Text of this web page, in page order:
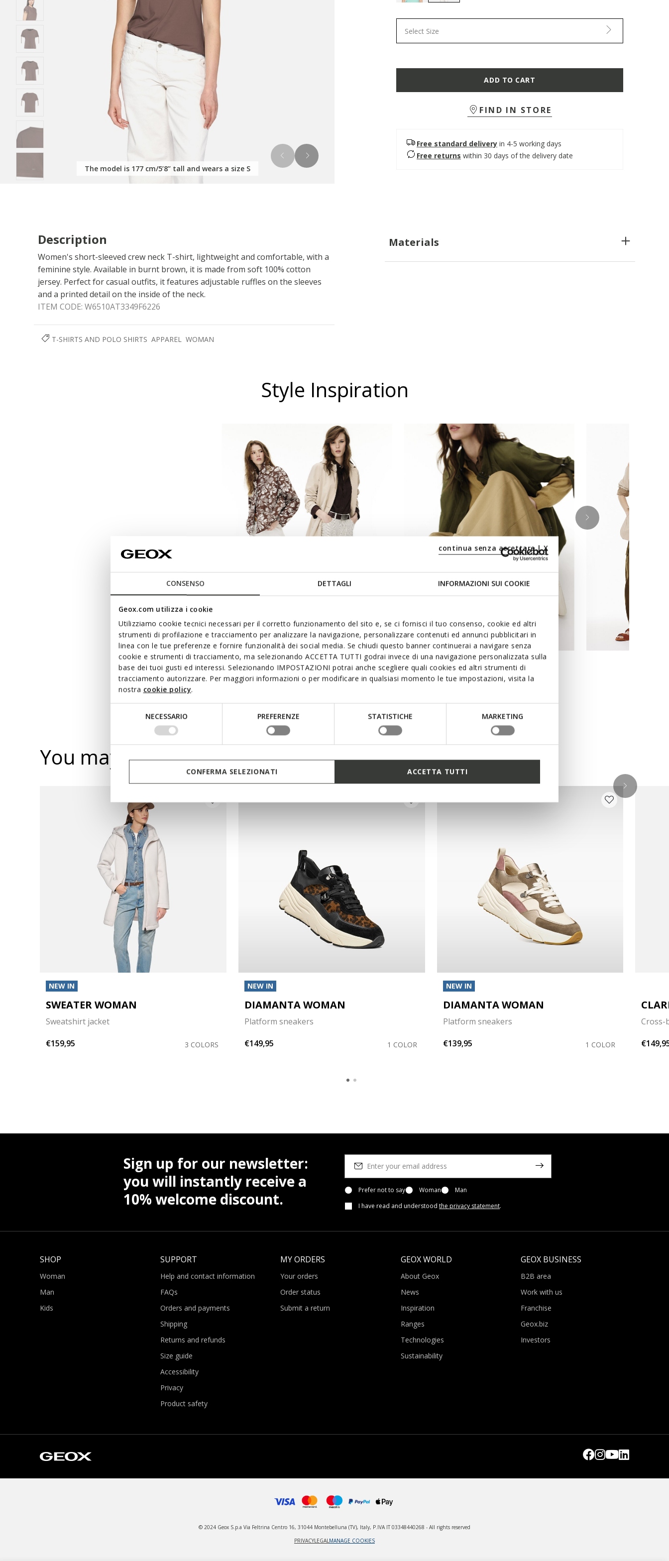
CONSENSO DETTAGLI INFORMAZIONI SUI COOKIE
Geox.com utilizza i cookie
Utilizziamo cookie tecnici necessari per il corretto funzionamento del sito e, se ci fornisci il tuo consenso, cookie ed altri
strumenti di profilazione e tracciamento per analizzare la navigazione, personalizzare contenuti ed annunci pubblicitari in
linea con le tue preferenze e fornire funzionalità dei social media. Se chiudi questo banner continuerai a navigare senza
cookie e strumenti di tracciamento, ma selezionando ACCETTA TUTTI godrai invece di una navigazione personalizzata sulla
base dei tuoi gusti ed interessi. Selezionando IMPOSTAZIONI potrai anche scegliere quali cookies ed altri strumenti di
tracciamento autorizzare. Per maggiori informazioni o per modificare in qualsiasi momento le tue impostazioni, visita la
nostra cookie policy.
NECESSARIO PREFERENZE STATISTICHE MARKETING
continua senza accettare | X
CONFERMA SELEZIONATI ACCETTA TUTTI
The model is 177 cm/5’8’’ tall and wears a size S
Select Size
ADD TO CART
FIND IN STORE
Free standard delivery in 4-5 working days
Free returns within 30 days of the delivery date
Description
Women's short-sleeved crew neck T-shirt, lightweight and comfortable, with a
feminine style. Available in burnt brown, it is made from soft 100% cotton
jersey. Perfect for casual outfits, it features adjustable ruffles on the sleeves
and a printed detail on the inside of the neck.
ITEM CODE: W6510AT3349F6226
Materials
T-SHIRTS AND POLO SHIRTS APPAREL WOMAN
Style Inspiration
You may also like
NEW IN
SWEATER WOMAN
Sweatshirt jacket
€159,95
3 COLORS
NEW IN
DIAMANTA WOMAN
Platform sneakers
€149,95
1 COLOR
NEW IN
DIAMANTA WOMAN
Platform sneakers
€139,95
1 COLOR
Cross-
Sign up for our newsletter:
you will instantly receive a
10% welcome discount.
Prefer not to say Woman
Man
I have read and understood the privacy statement.
SHOP
Woman
Man
Kids
SUPPORT
Help and contact information
FAQs
Orders and payments
Shipping
Returns and refunds
Size guide
Accessibility
Privacy
Product safety
MY ORDERS
Your orders
Order status
Submit a return
GEOX WORLD
About Geox
News
Inspiration
Ranges
Technologies
Sustainability
GEOX BUSINESS
B2B area
Work with us
Franchise
Geox.biz
Investors
© 2024 Geox S.p.a Via Feltrina Centro 16, 31044 Montebelluna (TV), Italy, P.IVA IT 03348440268 - All rights reserved
PRIVACYLEGAL MANAGE COOKIES